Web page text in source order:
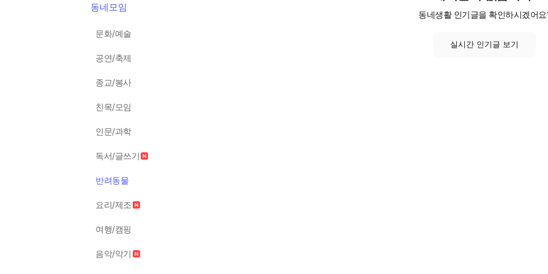
동네모임
문화/예술
공연/축제
종교/봉사
친목/모임
인문/과학
독서/글쓰기
반려동물
요리/제조
여행/캠핑
음악/악기
동네생활 인기글을 확인하시겠어요
실시간 인기글 보기